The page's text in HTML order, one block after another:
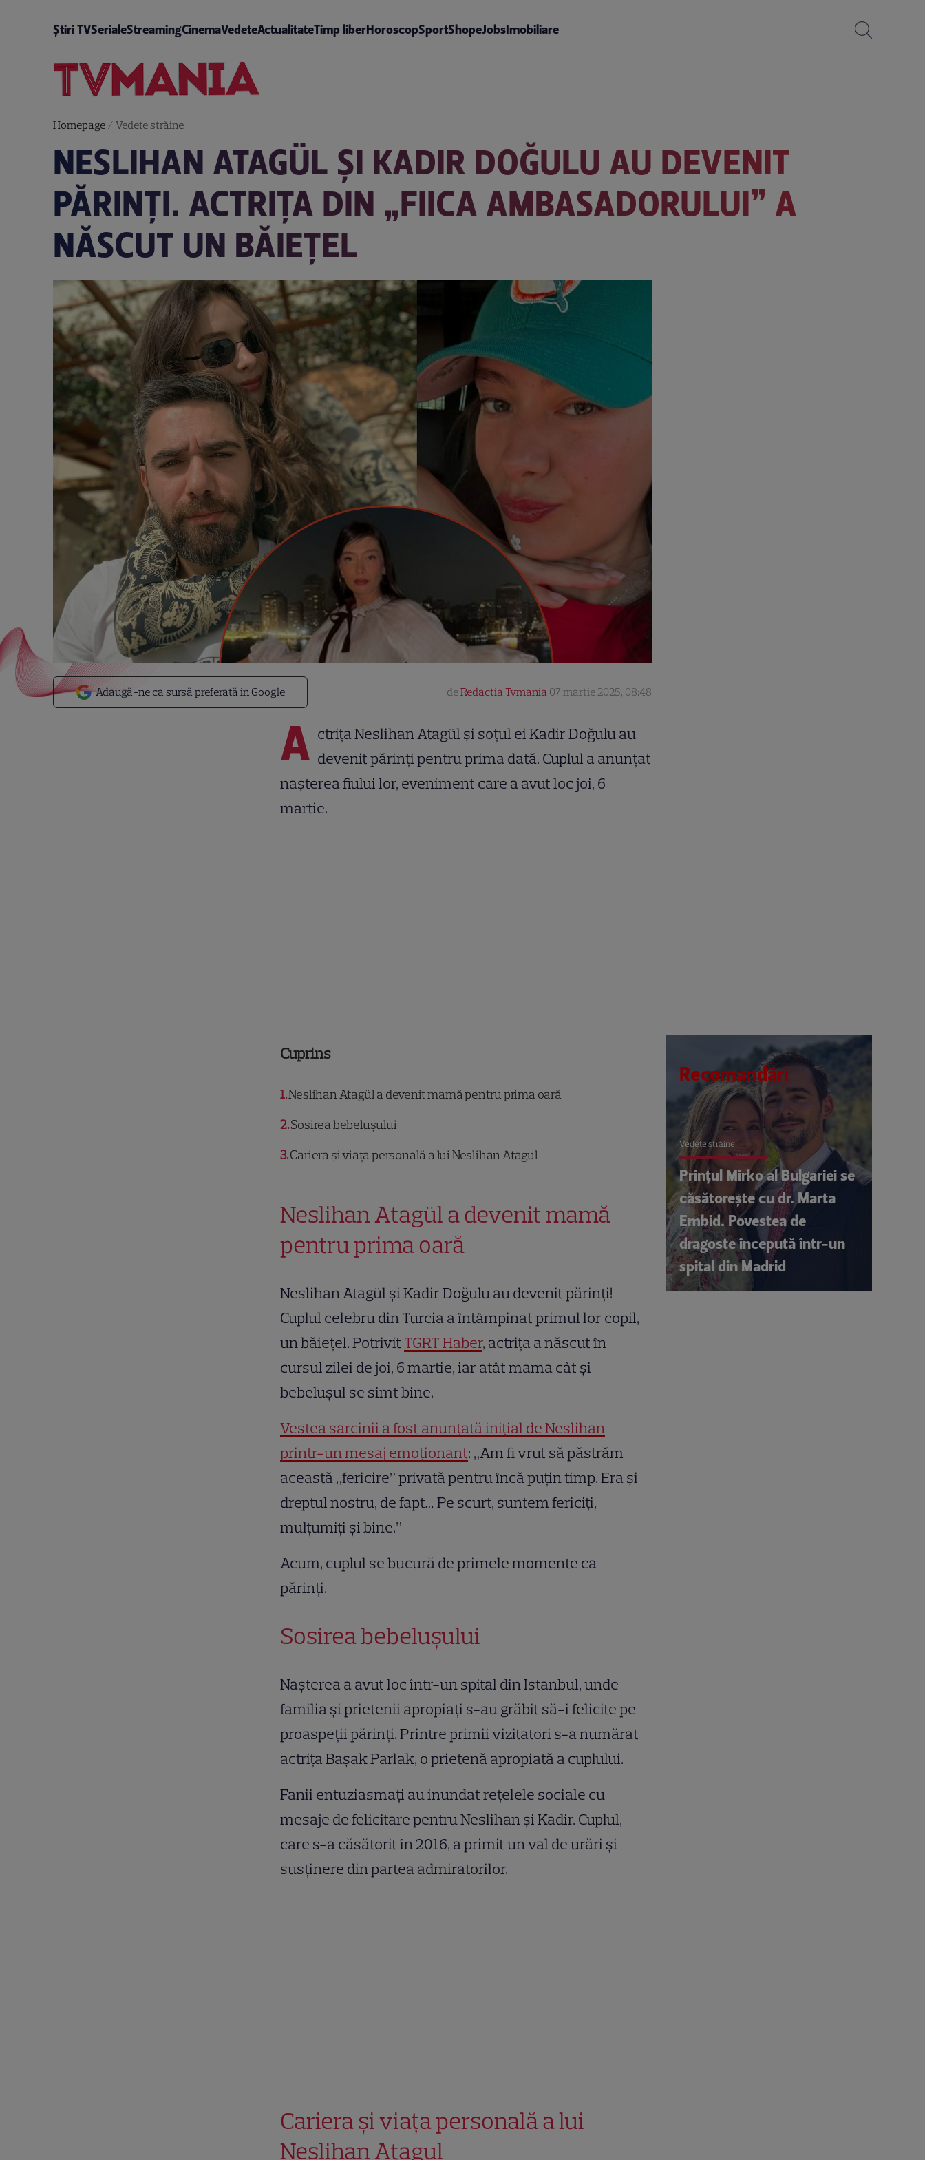
Știri TVSerialeStreamingCinemaVedeteActualitateTimp liberHoroscopSportShopeJobsImobiliare
Homepage/ Vedete străine
NESLIHAN ATAGÜL ȘI KADIR DOĞULU AU DEVENIT
PĂRINȚI. ACTRIȚA DIN „FIICA AMBASADORULUI” A
NĂSCUT UN BĂIEȚEL
Adaugă-ne ca sursă preferată în Google deRedactia Tvmania 07 martie 2025, 08:48
A ctrița Neslihan Atagül și soțul ei Kadir Doğulu au
devenit părinți pentru prima dată. Cuplul a anunțat
nașterea fiului lor, eveniment care a avut loc joi, 6
martie.
Cuprins
1Neslihan Atagül a devenit mamă pentru prima oară
2Sosirea bebelușului
3Cariera și viața personală a lui Neslihan Atagul
Neslihan Atagül a devenit mamă
pentru prima oară
Neslihan Atagül și Kadir Doğulu au devenit părinți!
Cuplul celebru din Turcia a întâmpinat primul lor copil,
un băiețel. Potrivit TGRT Haber, actrița a născut în
cursul zilei de joi, 6 martie, iar atât mama cât și
bebelușul se simt bine.
Vestea sarcinii a fost anunțată inițial de Neslihan
printr-un mesaj emoționant: „Am fi vrut să păstrăm
această „fericire” privată pentru încă puțin timp. Era și
dreptul nostru, de fapt… Pe scurt, suntem fericiți,
mulțumiți și bine.”
Acum, cuplul se bucură de primele momente ca
părinți.
Sosirea bebelușului
Nașterea a avut loc într-un spital din Istanbul, unde
familia și prietenii apropiați s-au grăbit să-i felicite pe
proaspeții părinți. Printre primii vizitatori s-a numărat
actrița Başak Parlak, o prietenă apropiată a cuplului.
Fanii entuziasmați au inundat rețelele sociale cu
mesaje de felicitare pentru Neslihan și Kadir. Cuplul,
care s-a căsătorit în 2016, a primit un val de urări și
susținere din partea admiratorilor.
Cariera și viața personală a lui
Neslihan Atagul
Recomandări
Vedete străine
Prințul Mirko al Bulgariei se
căsătorește cu dr. Marta
Embid. Povestea de
dragoste începută într-un
spital din Madrid